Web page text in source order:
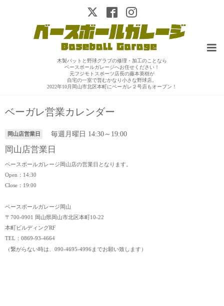
木製バットと野球グラブの修理・加工のことなら
ベースボールガレージへお任せください！
元フジモトスポーツ店長の藤本英樹が
自宅の一室で営むかなり小さな野球店。
2022年10月岡山市北区本町にベーガレ２号店もオープン！
ベーガレ営業カレンダー
岡山店営業日 毎週月曜日 14:30～19:00
岡山店営業日
ベースボールガレージ岡山店の営業日となります。
Open：14:30
Close：19:00
ベースボールガレージ岡山
〒700-0901 岡山県岡山市北区本町10-22
本町ビルディングRF
TEL：0869-93-4664
（繋がらない時は、090-4695-4996までお願い致します）